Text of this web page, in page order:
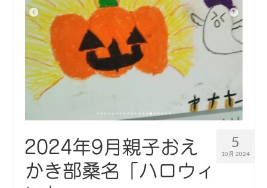
5
10月 2024
2024年9月親子おえ
かき部桑名「ハロウィ